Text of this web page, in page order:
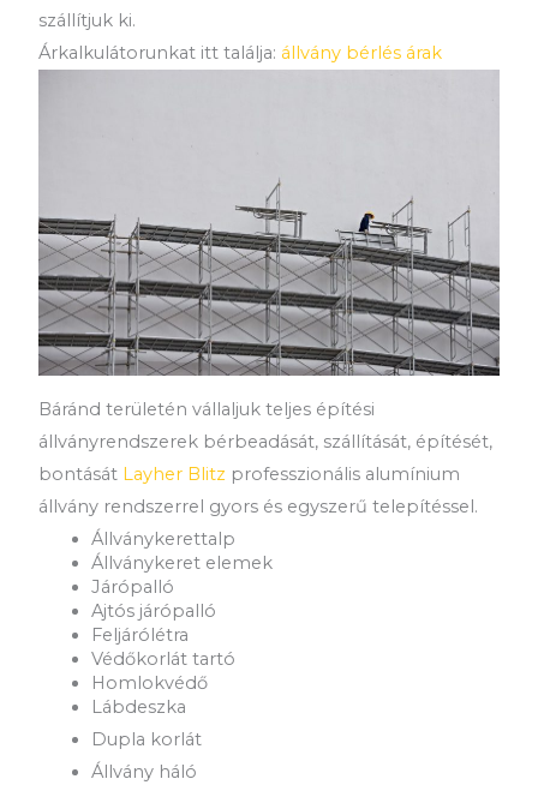
szállítjuk ki.
Árkalkulátorunkat itt találja: állvány bérlés árak
Báránd területén vállaljuk teljes építési
állványrendszerek bérbeadását, szállítását, építését,
bontását Layher Blitz professzionális alumínium
állvány rendszerrel gyors és egyszerű telepítéssel.
Állványkerettalp
Állványkeret elemek
Járópalló
Ajtós járópalló
Feljárólétra
Védőkorlát tartó
Homlokvédő
Lábdeszka
Dupla korlát
Állvány háló